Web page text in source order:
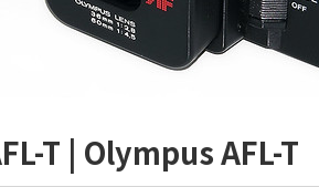
T | Olympus AFL-T